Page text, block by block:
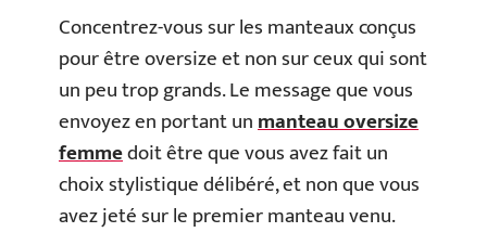
Concentrez-vous sur les manteaux conçus
pour être oversize et non sur ceux qui sont
un peu trop grands. Le message que vous
envoyez en portant unmanteau oversize
femmedoit être que vous avez fait un
choix stylistique délibéré, et non que vous
avez jeté sur le premier manteau venu.